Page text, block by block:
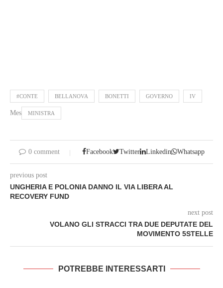
#CONTE BELLANOVA BONETTI GOVERNO IV
Mes MINISTRA
0 comment Facebook Twitter Linkedin Whatsapp
previous post
UNGHERIA E POLONIA DANNO IL VIA LIBERA AL
RECOVERY FUND
next post
VOLANO GLI STRACCI TRA DUE DEPUTATE DEL
MOVIMENTO 5STELLE
POTREBBE INTERESSARTI